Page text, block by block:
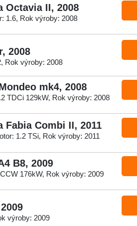
Octavia II, 2008
1.6, Rok výroby: 2008
2008
Rok výroby: 2008
mk4, 2008
TDCi 129kW, Rok výroby: 2008
Combi II, 2011
1.2 TSi, Rok výroby: 2011
B8, 2009
176kW, Rok výroby: 2009
výroby: 2009